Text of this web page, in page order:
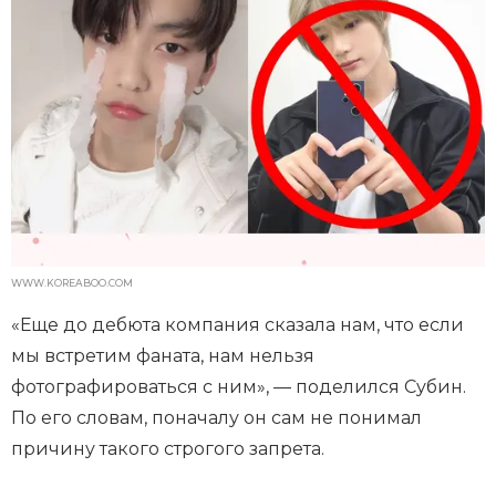
WWW.KOREABOO.COM
«Еще до дебюта компания сказала нам, что если
мы встретим фаната, нам нельзя
фотографироваться с ним», — поделился Субин.
По его словам, поначалу он сам не понимал
причину такого строгого запрета.